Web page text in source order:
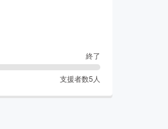
終了
支援者数5 人